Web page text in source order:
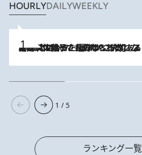
HOURLYDAILYWEEKLY
2026.8.5
【阿川佐和子さんの年とる力】なぜ70代で始めた趣味は“こんなに楽しい”のか？ ピアノ、俳句…スランプに陥っても続けられる“ある秘訣”とは
1 / 5
ランキング一覧